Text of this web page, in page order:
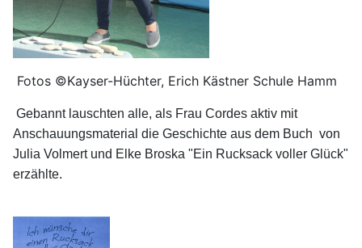
Fotos ©Kayser-Hüchter, Erich Kästner Schule Hamm
Gebannt lauschten alle, als Frau Cordes aktiv mit
Anschauungsmaterial die Geschichte aus dem Buch von
Julia Volmert und Elke Broska "Ein Rucksack voller Glück"
erzählte.